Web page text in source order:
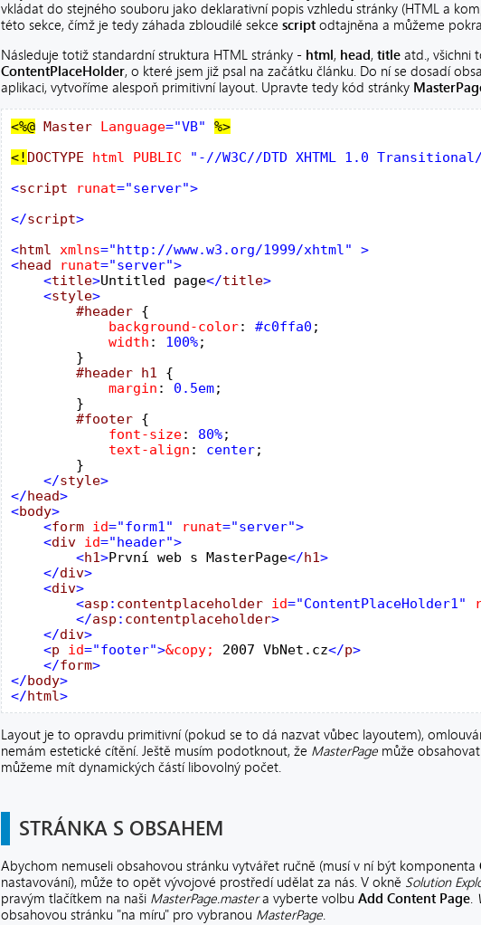
vkládat do stejného souboru jako deklarativní popis vzhledu stránky (HTML a
této sekce, čímž je tedy záhada zbloudilé sekce script odtajněna a můžeme
Následuje totiž standardní struktura HTML stránky - html, head, title atd., všichni
ContentPlaceHolder, o které jsem již psal na začátku článku. Do ní se dosadí
aplikaci, vytvoříme alespoň primitivní layout. Upravte tedy kód stránky
<%@ Master Language="VB"
%>
<! DOCTYPE html PUBLIC "-//W3C//DTD XHTML 1.0
<script runat="server">
</script>
<html xmlns="http://www.w3.org/1999/xhtml"
>
<head runat
<title>Untitled page</title
<style
#header {
background-color: #c0ffa0 ;
width : 100%;
        }
#header h1
{
margin : 0.5em;
        }
#footer {
font-size: 80%;
text-align : center;
        }
</style>
</head>
<body
<form id="form1" runat
<div id
<h1>První web s MasterPage</h1
</div
<div
<asp : contentplaceholder id="ContentPlaceHolder1"
</asp : contentplaceholder
</div
<p id="footer">&copy; 2007 VbNet.cz</p
</form>
</body>
</html>
Layout je to opravdu primitivní (pokud se to dá nazvat vůbec layoutem),
nemám estetické cítění. Ještě musím podotknout, že MasterPage může
můžeme mít dynamických částí libovolný počet.
STRÁNKA S OBSAHEM
Abychom nemuseli obsahovou stránku vytvářet ručně (musí v ní být komponenta
nastavování), může to opět vývojové prostředí udělat za nás. V okně Solution
pravým tlačítkem na naši MasterPage.mastera vyberte volbu Add Content Page.
obsahovou stránku "na míru" pro vybranou MasterPage.